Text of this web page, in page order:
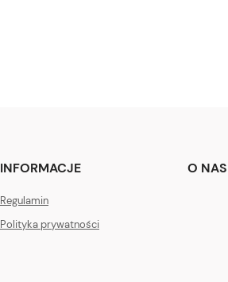
INFORMACJE
Regulamin
Polityka prywatności
O NAS